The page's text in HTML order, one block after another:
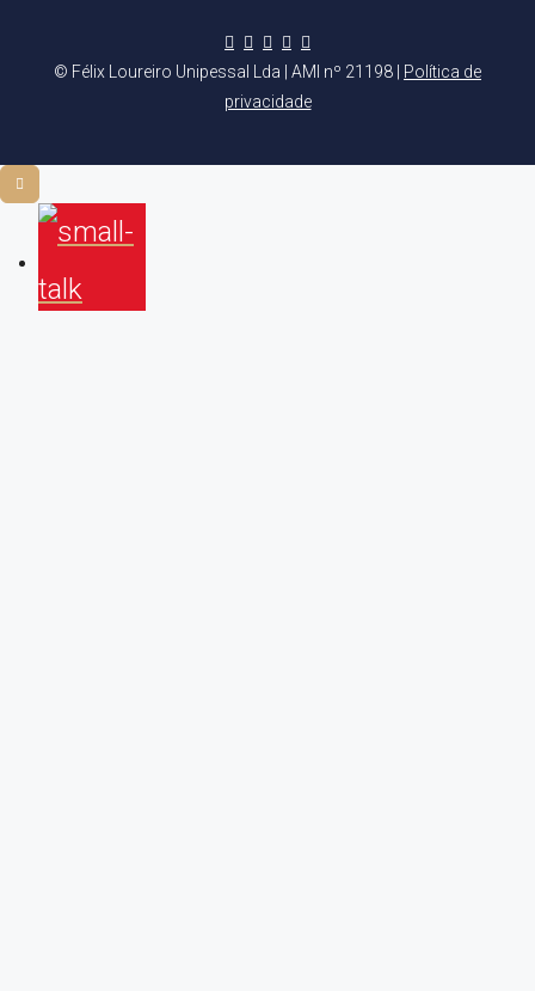
© Félix Loureiro Unipessal Lda | AMI nº 21198 | Política de
privacidade